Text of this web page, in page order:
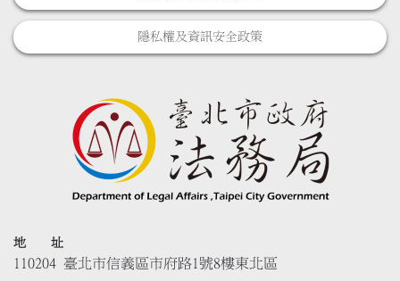
隱私權及資訊安全政策
地 址
110204 臺北市信義區市府路1號8樓東北區